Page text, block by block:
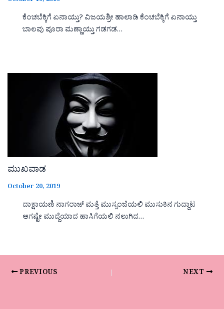
ಕೆಂಚಬೆಕ್ಕಿಗೆ ಏನಾಯ್ತು? ವಿಜಯಶ್ರೀ ಹಾಲಾಡಿ ಕೆಂಚಬೆಕ್ಕಿಗೆ ಏನಾಯ್ತು
ಬಾಲವು ಪೂರಾ ಮಣ್ಣಾಯ್ತು ಗಡಗಡ…
ಮುಖವಾಡ
October 20, 2019
ದಾಕ್ಷಾಯಣಿ ನಾಗರಾಜ್ ಮತ್ತೆ ಮುಸ್ಸಂಜೆಯಲಿ ಮುಸುಕಿನ ಗುದ್ದಾಟ
ಆಗಷ್ಟೇ ಮುದ್ದೆಯಾದ ಹಾಸಿಗೆಯಲಿ ನಲುಗಿದ…
PREVIOUS NEXT